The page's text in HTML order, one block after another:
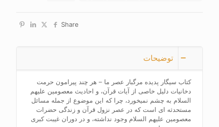
Share
توضیحات
کتاب سیگار پدیده مرگبار عصر ما – هر چند پیرامون حرمت
دخانیات دلیل خاصی از آیات قرآن، و احادیث معصومین علیهم
السلام به چشم نمیخورد، چرا که این موضوع از جمله مسائل
مستحدثه ای است که در عصر نزول قرآن و زندگی حضرات
معصومین علیهم السلام وجود نداشته، و در دوران غیبت کبری